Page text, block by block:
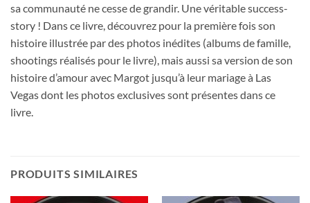
sa communauté ne cesse de grandir. Une véritable success-
story ! Dans ce livre, découvrez pour la première fois son
histoire illustrée par des photos inédites (albums de famille,
shootings réalisés pour le livre), mais aussi sa version de son
histoire d’amour avec Margot jusqu’à leur mariage à Las
Vegas dont les photos exclusives sont présentes dans ce
livre.
PRODUITS SIMILAIRES